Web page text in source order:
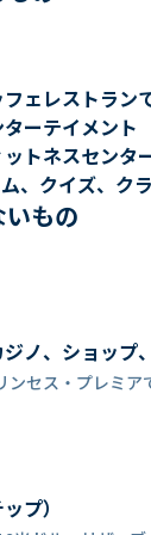
ェレストラン
ーテイメント
トネスセンタ
、クイズ、ク
もの
ノ、ショッ
セス・プレミア
プ）